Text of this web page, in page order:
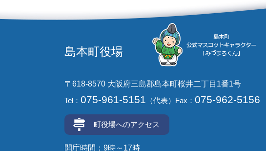
島本町役場
〒618-8570 大阪府三島郡島本町桜井二丁目1番1号
Tel： 075-961-5151 （代表） Fax： 075-962-5156
町役場へのアクセス
開庁時間：9時～17時